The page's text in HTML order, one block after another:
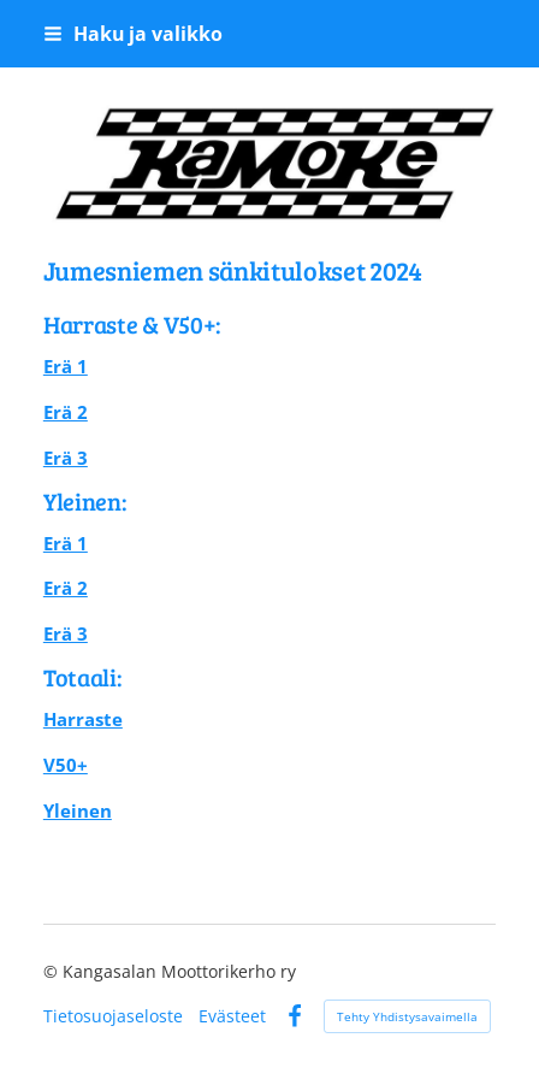
Siirry
Haku ja valikko
Kangasalan
Jumesniemen sänkitulokset 2024
Harraste & V50+:
Erä 1
Erä 2
Erä 3
Yleinen:
Erä 1
Erä 2
Erä 3
Totaali:
Harraste
V50+
Yleinen
© Kangasalan Moottorikerho ry
Tietosuojaseloste
Evästeet
Facebook
Tehty Yhdistysavaimella